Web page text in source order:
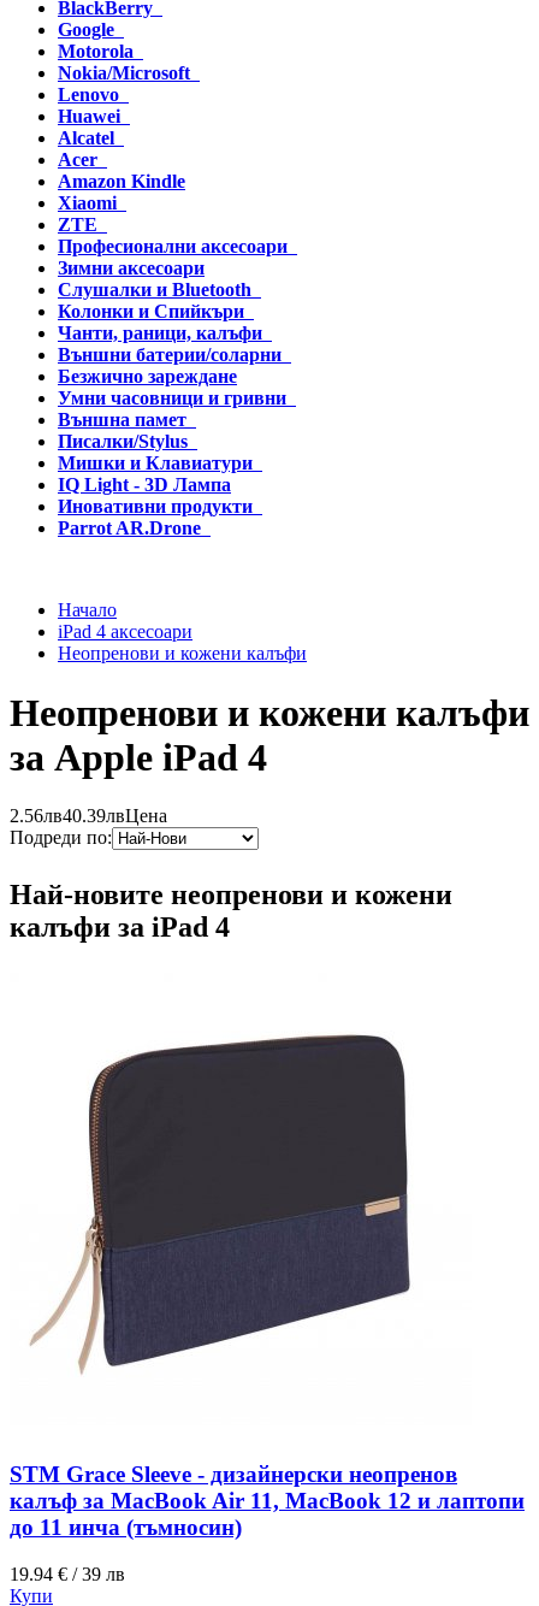
BlackBerry
Google
Motorola
Nokia/Microsoft
Lenovo
Huawei
Alcatel
Acer
Amazon Kindle
Xiaomi
ZTE
Професионални аксесоари
Зимни аксесоари
Слушалки и Bluetooth
Колонки и Спийкъри
Чанти, раници, калъфи
Външни батерии/соларни
Безжично зареждане
Умни часовници и гривни
Външна памет
Писалки/Stylus
Мишки и Клавиатури
IQ Light - 3D Лампа
Иновативни продукти
Parrot AR.Drone
Начало
iPad 4 аксесоари
Неопренови и кожени калъфи
Неопренови и кожени калъфи
за Apple iPad 4
2.56лв40.39лвЦена
Подреди по:
Най-новите неопренови и кожени
калъфи за iPad 4
STM Grace Sleeve - дизайнерски неопренов
калъф за MacBook Air 11, MacBook 12 и лаптопи
до 11 инча (тъмносин)
19.94 € / 39 лв
Купи